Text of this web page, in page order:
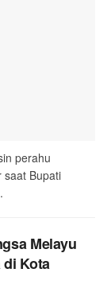
perahu
saat Bupati
Melayu
di Kota